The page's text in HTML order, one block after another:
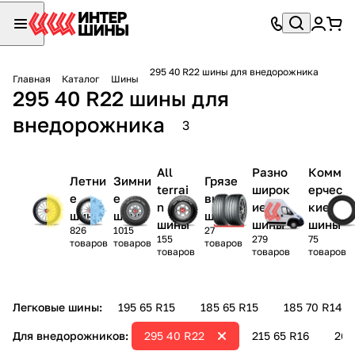
Главная Каталог Шины
295 40 R22 шины для внедорожника
295 40 R22 шины для
внедорожника
3
Летни
е
шины
826
товаров
Зимни
е
шины
1015
товаров
All
terrai
n
шины
155
товаров
Грязе
вые
шины
27
товаров
Разно
широк
ие
шины
279
товаров
Комм
ерчес
кие
шины
75
товаров
Легковые шины: 195 65 R15 185 65 R15 185 70 R14
Для внедорожников: 215 65 R16
295 40 R22